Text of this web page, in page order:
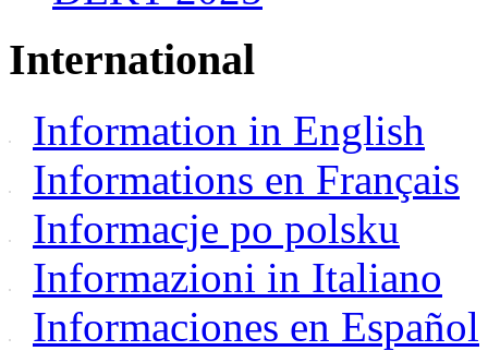
International
Information in English
Informations en Français
Informacje po polsku
Informazioni in Italiano
Informaciones en Español